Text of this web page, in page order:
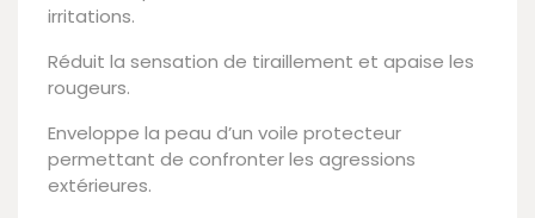
irritations.
Réduit la sensation de tiraillement et apaise les
rougeurs.
Enveloppe la peau d’un voile protecteur
permettant de confronter les agressions
extérieures.